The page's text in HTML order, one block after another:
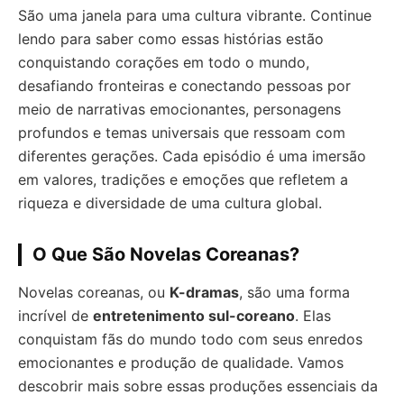
São uma janela para uma cultura vibrante. Continue
lendo para saber como essas histórias estão
conquistando corações em todo o mundo,
desafiando fronteiras e conectando pessoas por
meio de narrativas emocionantes, personagens
profundos e temas universais que ressoam com
diferentes gerações. Cada episódio é uma imersão
em valores, tradições e emoções que refletem a
riqueza e diversidade de uma cultura global.
O Que São Novelas Coreanas?
Novelas coreanas, ou K-dramas, são uma forma
incrível de entretenimento sul-coreano. Elas
conquistam fãs do mundo todo com seus enredos
emocionantes e produção de qualidade. Vamos
descobrir mais sobre essas produções essenciais da